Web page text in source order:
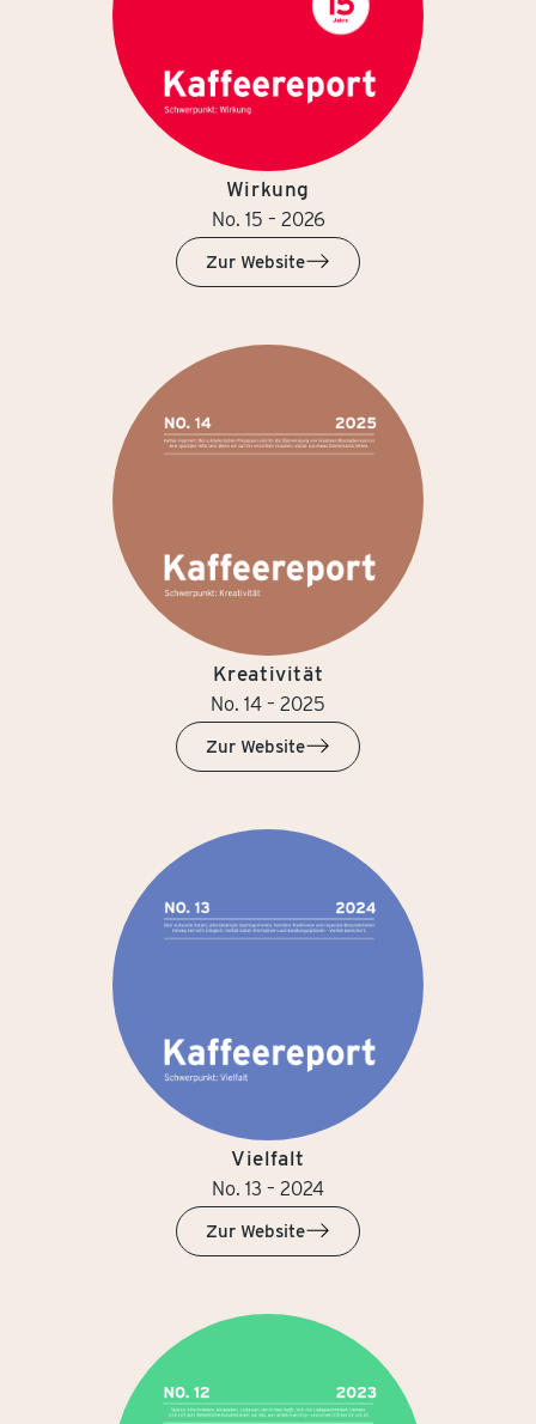
Wirkung
No. 15 – 2026
Zur Website
Kreativität
No. 14 – 2025
Zur Website
Vielfalt
No. 13 – 2024
Zur Website